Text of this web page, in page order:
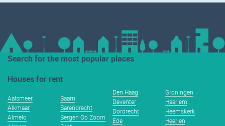
Search for the most popular places
Houses for rent
Aalsmeer
Alkmaar
Almelo
Baarn
Barendrecht
Bergen Op Zoom
Den Haag
Deventer
Dordrecht
Ede
Groningen
Haarlem
Heemskerk
Heerlen